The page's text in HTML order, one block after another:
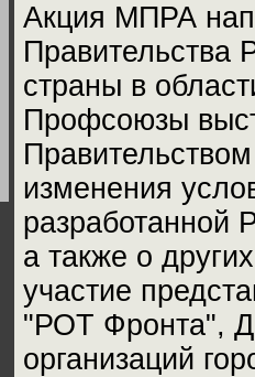
Акция МПРА
Правительства
страны в
Профсоюзы
изменения
разработанной
а также о
участие
"РОТ Фронта",
организаций